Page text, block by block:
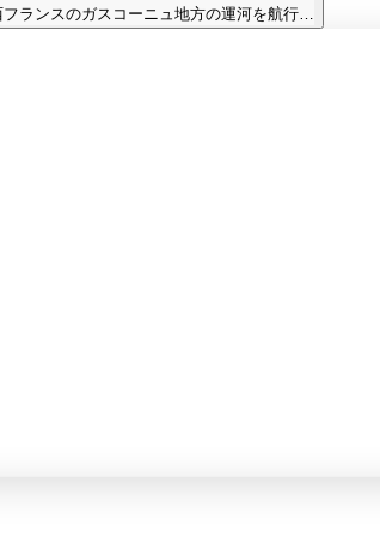
ランスのガスコーニュ地方の運河を航行…